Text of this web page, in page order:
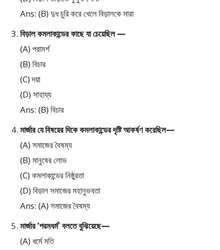
Ans: (B) দুধ চুরি করে খেলে বিড়ালকে মারা
বিড়াল কমলাকান্ডের কাছে যা চেয়েছিল —
(A) পরামর্শ
(B) বিচার
(C) দয়া
(D) সাহায্য
Ans: (B) বিচার
মার্জার যে বিষয়ের দিকে কমলাকান্ডের দৃষ্টি আকর্ষণ করেছিল—
(A) সমাজের বৈষম্য
(B) মানুষের লোভ
(C) কমলাকান্ডের নিষ্ঠুরতা
(D) বিড়াল সমাজের মহানুভবতা
Ans: (A) সমাজের বৈষম্য
মার্জার ‘পরমধর্ম’ বলতে বুঝিয়েছে—
(A) ধর্মে মতি